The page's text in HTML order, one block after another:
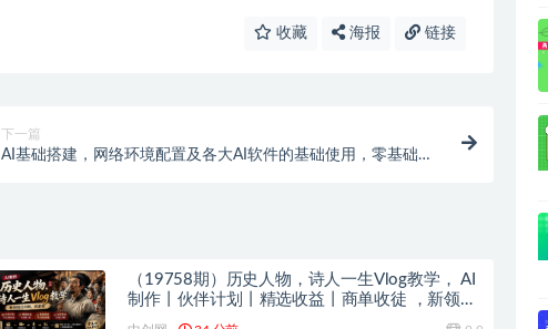
收藏 海报 链接
下一篇
AI基础搭建，网络环境配置及各大AI软件的基础使用，零基础搞
（19758期）历史人物，诗人一生Vlog教学， AI
制作丨伙伴计划丨精选收益丨商单收徒 ，新领域